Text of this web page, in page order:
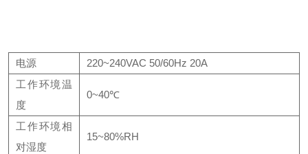
电源
220~240VAC 50/60Hz 20A
工作环境温
度
0~40℃
工作环境相
对湿度
15~80%RH